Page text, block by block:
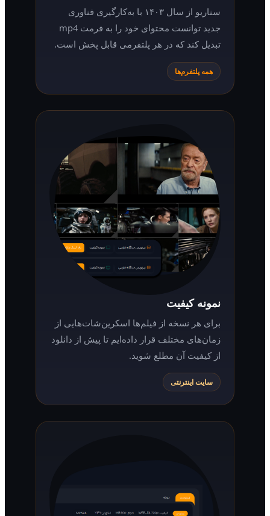
سناریو از سال ۱۴۰۳ با به‌کارگیری فناوری
جدید توانست محتوای خود را به فرمت mp4
تبدیل کند که در هر پلتفرمی قابل پخش است.
همه پلتفرم‌ها
نمونه کیفیت
برای هر نسخه از فیلم‌ها اسکرین‌شات‌هایی از
زمان‌های مختلف قرار داده‌ایم تا پیش از دانلود
از کیفیت آن مطلع شوید.
سایت اینترنتی